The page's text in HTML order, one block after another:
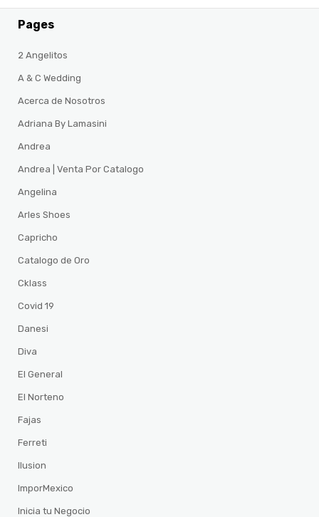
Pages
2 Angelitos
A & C Wedding
Acerca de Nosotros
Adriana By Lamasini
Andrea
Andrea | Venta Por Catalogo
Angelina
Arles Shoes
Capricho
Catalogo de Oro
Cklass
Covid 19
Danesi
Diva
El General
El Norteno
Fajas
Ferreti
Ilusion
ImporMexico
Inicia tu Negocio